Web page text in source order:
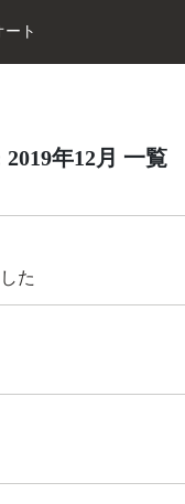
ート
年12月 一覧
た